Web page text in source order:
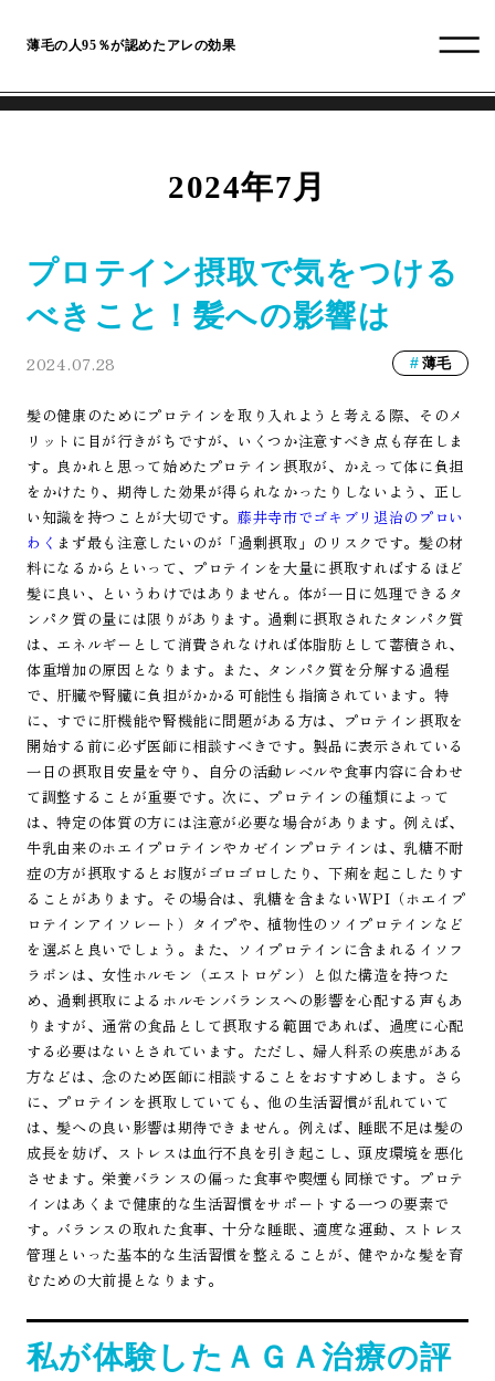
薄毛の人95％が認めたアレの効果
2024年7月
プロテイン摂取で気をつける
べきこと！髪への影響は
2024.07.28 薄毛
髪の健康のためにプロテインを取り入れようと考える際、そのメ
リットに目が行きがちですが、いくつか注意すべき点も存在しま
す。良かれと思って始めたプロテイン摂取が、かえって体に負担
をかけたり、期待した効果が得られなかったりしないよう、正し
い知識を持つことが大切です。藤井寺市でゴキブリ退治のプロい
わく まず最も注意したいのが「過剰摂取」のリスクです。髪の材
料になるからといって、プロテインを大量に摂取すればするほど
髪に良い、というわけではありません。体が一日に処理できるタ
ンパク質の量には限りがあります。過剰に摂取されたタンパク質
は、エネルギーとして消費されなければ体脂肪として蓄積され、
体重増加の原因となります。また、タンパク質を分解する過程
で、肝臓や腎臓に負担がかかる可能性も指摘されています。特
に、すでに肝機能や腎機能に問題がある方は、プロテイン摂取を
開始する前に必ず医師に相談すべきです。製品に表示されている
一日の摂取目安量を守り、自分の活動レベルや食事内容に合わせ
て調整することが重要です。次に、プロテインの種類によって
は、特定の体質の方には注意が必要な場合があります。例えば、
牛乳由来のホエイプロテインやカゼインプロテインは、乳糖不耐
症の方が摂取するとお腹がゴロゴロしたり、下痢を起こしたりす
ることがあります。その場合は、乳糖を含まないWPI（ホエイプ
ロテインアイソレート）タイプや、植物性のソイプロテインなど
を選ぶと良いでしょう。また、ソイプロテインに含まれるイソフ
ラボンは、女性ホルモン（エストロゲン）と似た構造を持つた
め、過剰摂取によるホルモンバランスへの影響を心配する声もあ
りますが、通常の食品として摂取する範囲であれば、過度に心配
する必要はないとされています。ただし、婦人科系の疾患がある
方などは、念のため医師に相談することをおすすめします。さら
に、プロテインを摂取していても、他の生活習慣が乱れていて
は、髪への良い影響は期待できません。例えば、睡眠不足は髪の
成長を妨げ、ストレスは血行不良を引き起こし、頭皮環境を悪化
させます。栄養バランスの偏った食事や喫煙も同様です。プロテ
インはあくまで健康的な生活習慣をサポートする一つの要素で
す。バランスの取れた食事、十分な睡眠、適度な運動、ストレス
管理といった基本的な生活習慣を整えることが、健やかな髪を育
むための大前提となります。
私が体験したＡＧＡ治療の評